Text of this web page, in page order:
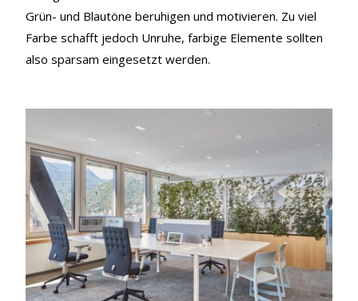
Grün- und Blautöne beruhigen und motivieren. Zu viel
Farbe schafft jedoch Unruhe, farbige Elemente sollten
also sparsam eingesetzt werden.